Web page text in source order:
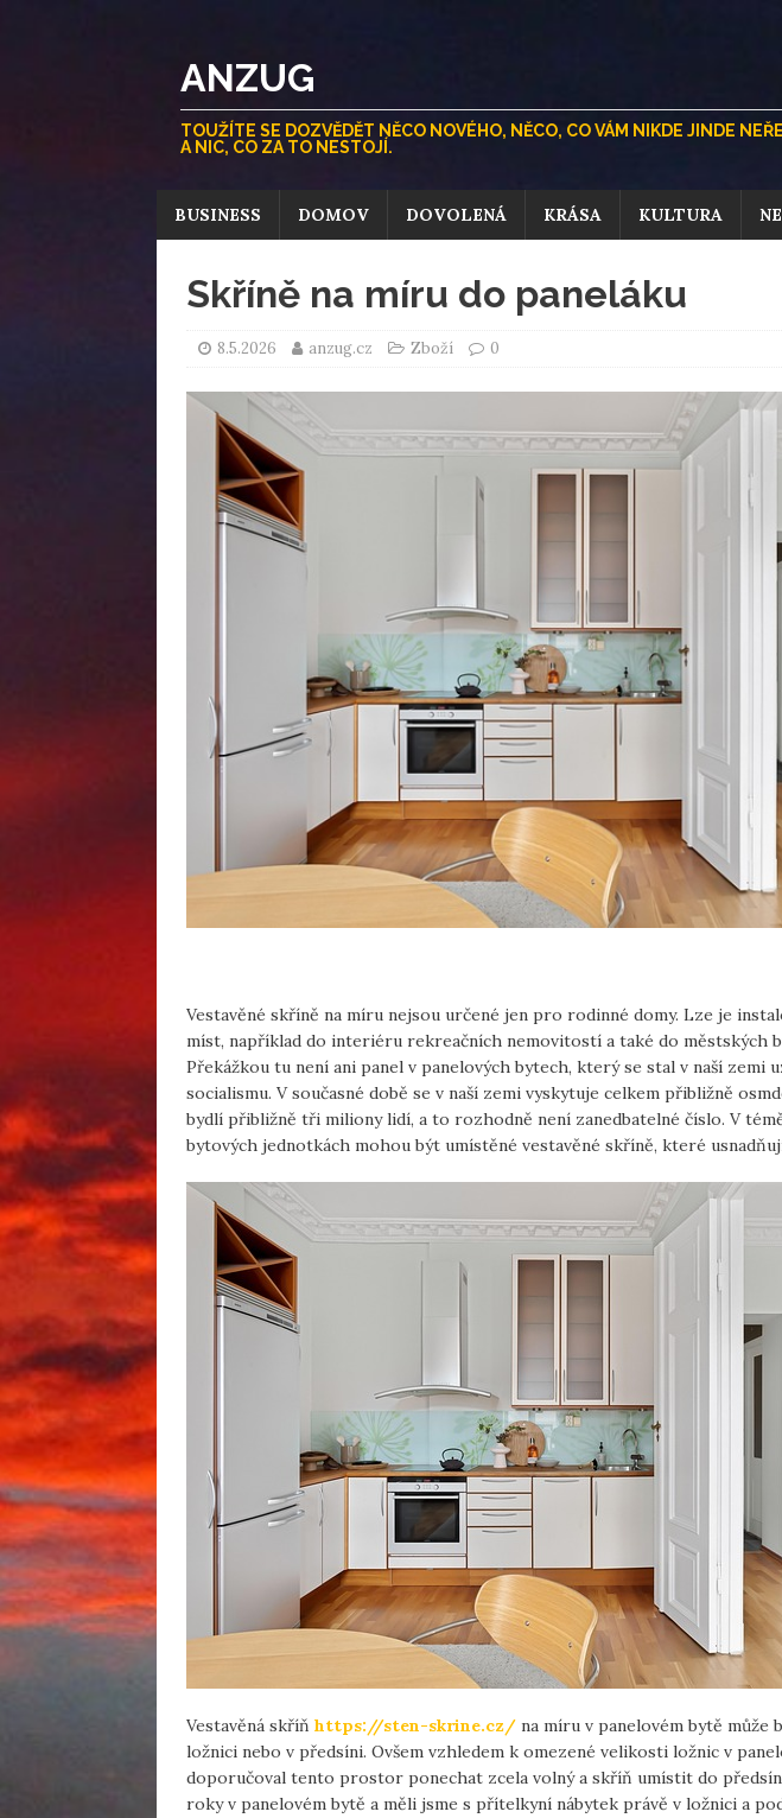
ANZUG
TOUŽÍTE SE DOZVĚDĚT NĚCO NOVÉHO, NĚCO, CO VÁM NIKDE JINDE
A NIC, CO ZA TO NESTOJÍ.
BUSINESS DOMOV DOVOLENÁ KRÁSA KULTURA
Skříně na míru do paneláku
8.5.2026 anzug.cz Zboží 0
Vestavěné skříně na míru nejsou určené jen pro rodinné domy. Lze je
míst, například do interiéru rekreačních nemovitostí a také do městských
Překážkou tu není ani panel v panelových bytech, který se stal v naší zemi
socialismu. V současné době se v naší zemi vyskytuje celkem přibližně
bydlí přibližně tři miliony lidí, a to rozhodně není zanedbatelné číslo. V
bytových jednotkách mohou být umístěné vestavěné skříně, které
Vestavěná skříň https://sten-skrine.cz/ na míru v panelovém bytě může
ložnici nebo v předsíni. Ovšem vzhledem k omezené velikosti ložnic v
doporučoval tento prostor ponechat zcela volný a skříň umístit do
roky v panelovém bytě a měli jsme s přítelkyní nábytek právě v ložnici a